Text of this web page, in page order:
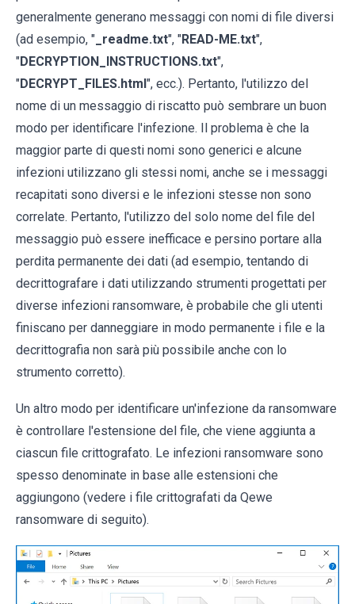
generalmente generano messaggi con nomi di file diversi
(ad esempio, " _readme.txt", "READ-ME.txt",
"DECRYPTION_INSTRUCTIONS.txt",
"DECRYPT_FILES.html", ecc.). Pertanto, l'utilizzo del
nome di un messaggio di riscatto può sembrare un buon
modo per identificare l'infezione. Il problema è che la
maggior parte di questi nomi sono generici e alcune
infezioni utilizzano gli stessi nomi, anche se i messaggi
recapitati sono diversi e le infezioni stesse non sono
correlate. Pertanto, l'utilizzo del solo nome del file del
messaggio può essere inefficace e persino portare alla
perdita permanente dei dati (ad esempio, tentando di
decrittografare i dati utilizzando strumenti progettati per
diverse infezioni ransomware, è probabile che gli utenti
finiscano per danneggiare in modo permanente i file e la
decrittografia non sarà più possibile anche con lo
strumento corretto).
Un altro modo per identificare un'infezione da ransomware
è controllare l'estensione del file, che viene aggiunta a
ciascun file crittografato. Le infezioni ransomware sono
spesso denominate in base alle estensioni che
aggiungono (vedere i file crittografati da Qewe
ransomware di seguito).